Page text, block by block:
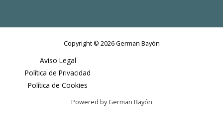
Copyright © 2026 German Bayón
Aviso Legal
Política de Privacidad
Política de Cookies
Powered by German Bayón